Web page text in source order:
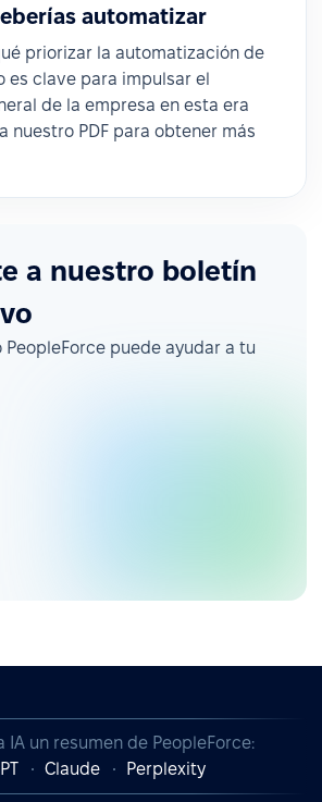
automatizar
priorizar la automatización de
es clave para impulsar el
de la empresa en esta era
nuestro PDF para obtener más
a nuestro boletín
PeopleForce puede ayudar a tu
IA un resumen de PeopleForce:
Claude Perplexity